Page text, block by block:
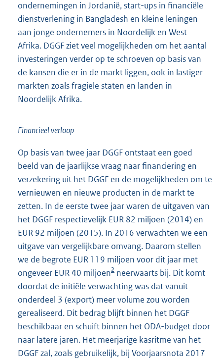
ondernemingen in Jordanië, start-ups in financiële
dienstverlening in Bangladesh en kleine leningen
aan jonge ondernemers in Noordelijk en West
Afrika. DGGF ziet veel mogelijkheden om het aantal
investeringen verder op te schroeven op basis van
de kansen die er in de markt liggen, ook in lastiger
markten zoals fragiele staten en landen in
Noordelijk Afrika.
Financieel verloop
Op basis van twee jaar DGGF ontstaat een goed
beeld van de jaarlijkse vraag naar financiering en
verzekering uit het DGGF en de mogelijkheden om te
vernieuwen en nieuwe producten in de markt te
zetten. In de eerste twee jaar waren de uitgaven van
het DGGF respectievelijk EUR 82 miljoen (2014) en
EUR 92 miljoen (2015). In 2016 verwachten we een
uitgave van vergelijkbare omvang. Daarom stellen
we de begrote EUR 119 miljoen voor dit jaar met
ongeveer EUR 40 miljoen2 neerwaarts bij. Dit komt
doordat de initiële verwachting was dat vanuit
onderdeel 3 (export) meer volume zou worden
gerealiseerd. Dit bedrag blijft binnen het DGGF
beschikbaar en schuift binnen het ODA-budget door
naar latere jaren. Het meerjarige kasritme van het
DGGF zal, zoals gebruikelijk, bij Voorjaarsnota 2017